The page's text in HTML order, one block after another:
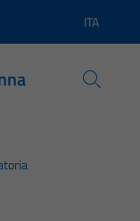
Lingua
ITA